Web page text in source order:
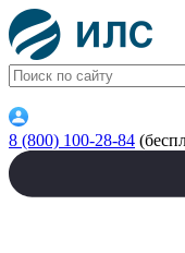
8 (800) 100-28-84